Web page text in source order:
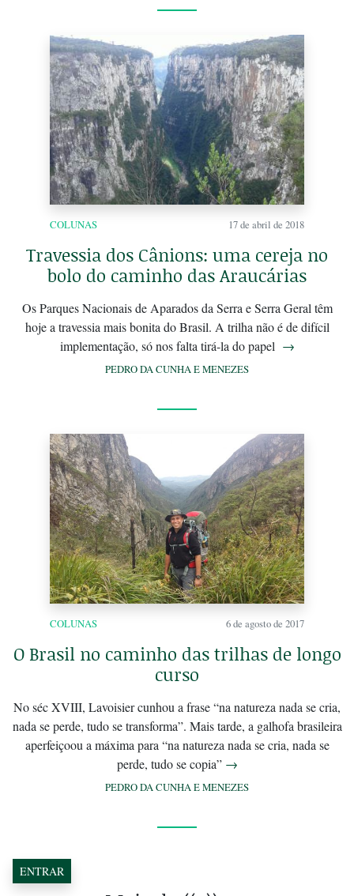
COLUNAS 17 de abril de 2018
Travessia dos Cânions: uma cereja no
bolo do caminho das Araucárias
Os Parques Nacionais de Aparados da Serra e Serra Geral têm
hoje a travessia mais bonita do Brasil. A trilha não é de difícil
implementação, só nos falta tirá-la do papel →
PEDRO DA CUNHA E MENEZES
COLUNAS 6 de agosto de 2017
O Brasil no caminho das trilhas de longo
curso
No séc XVIII, Lavoisier cunhou a frase “na natureza nada se cria,
nada se perde, tudo se transforma”. Mais tarde, a galhofa brasileira
aperfeiçoou a máxima para “na natureza nada se cria, nada se
perde, tudo se copia” →
PEDRO DA CUNHA E MENEZES
ENTRAR